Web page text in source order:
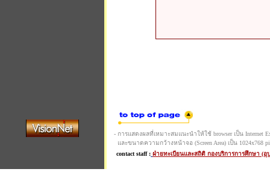
- การแสดงผลที่เหมาะสมแนะนำให้ใช้ browser เป็น Internet
และขนาดความกว้างหน้าจอ (Screen Area) เป็น 1024x768
contact staff : ฝ่ายทะเบียนและสถิติ กองบริการการศึกษา (อุบ